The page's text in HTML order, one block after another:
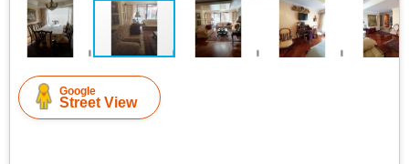
Google
Street View